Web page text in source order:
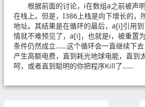
根据前面的讨论，i在数组a之前被声
在栈上。但是，I386上栈是向下增长的，
地址。其结果是在循环的最后，a[i]引用
情就不难预见了，a[i]，也就是i，被重置
条件仍然成立……这个循环会一直继续下
产生高额电费，直到耗光地球电能，直
呵，或者直到聪明的你把程序Kill了……